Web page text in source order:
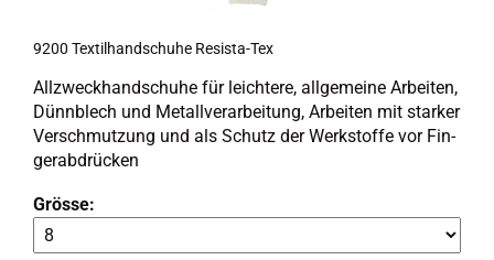
9200 Tex­til­hand­schu­he Resista-​​Tex
All­zweck­hand­schu­he für leich­te­re, all­ge­mei­ne Ar­bei­ten,
Dünn­blech und Me­tall­ver­ar­bei­tung, Ar­bei­ten mit star­ker
Ver­schmut­zung und als Schutz der Werk­stof­fe vor Fin­
ger­ab­drü­cken
Grösse: